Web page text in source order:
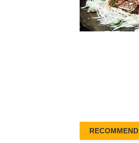
RECOMMEND